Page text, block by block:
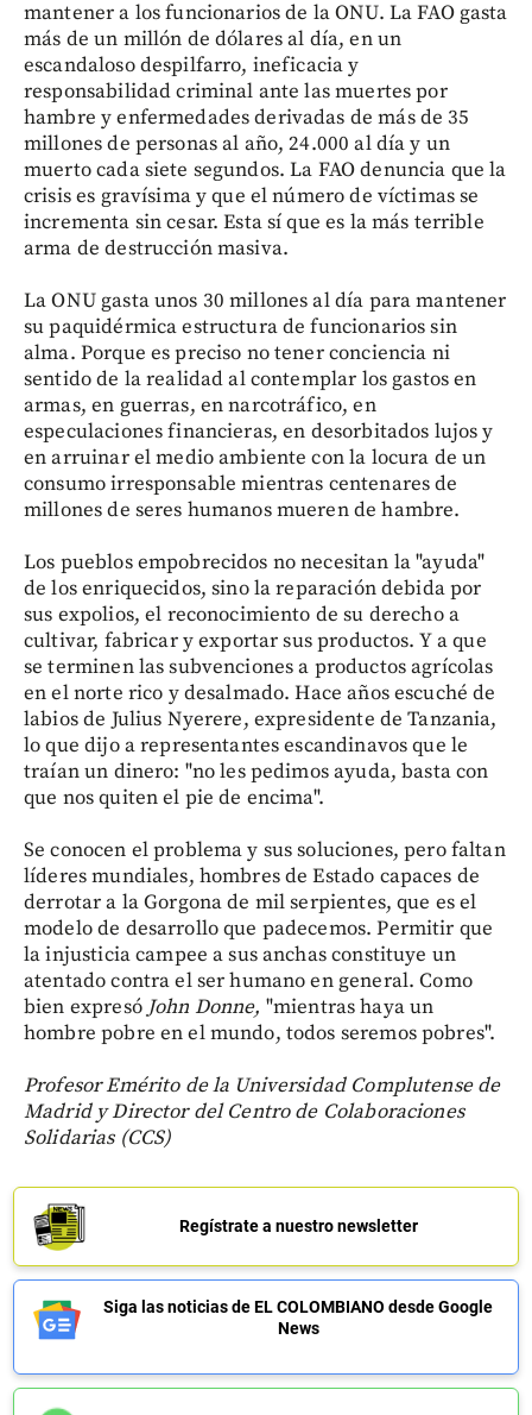
mantener a los funcionarios de la ONU. La FAO gasta
más de un millón de dólares al día, en un
escandaloso despilfarro, ineficacia y
responsabilidad criminal ante las muertes por
hambre y enfermedades derivadas de más de 35
millones de personas al año, 24.000 al día y un
muerto cada siete segundos. La FAO denuncia que la
crisis es gravísima y que el número de víctimas se
incrementa sin cesar. Esta sí que es la más terrible
arma de destrucción masiva.
La ONU gasta unos 30 millones al día para mantener
su paquidérmica estructura de funcionarios sin
alma. Porque es preciso no tener conciencia ni
sentido de la realidad al contemplar los gastos en
armas, en guerras, en narcotráfico, en
especulaciones financieras, en desorbitados lujos y
en arruinar el medio ambiente con la locura de un
consumo irresponsable mientras centenares de
millones de seres humanos mueren de hambre.
Los pueblos empobrecidos no necesitan la "ayuda"
de los enriquecidos, sino la reparación debida por
sus expolios, el reconocimiento de su derecho a
cultivar, fabricar y exportar sus productos. Y a que
se terminen las subvenciones a productos agrícolas
en el norte rico y desalmado. Hace años escuché de
labios de Julius Nyerere, expresidente de Tanzania,
lo que dijo a representantes escandinavos que le
traían un dinero: "no les pedimos ayuda, basta con
que nos quiten el pie de encima".
Se conocen el problema y sus soluciones, pero faltan
líderes mundiales, hombres de Estado capaces de
derrotar a la Gorgona de mil serpientes, que es el
modelo de desarrollo que padecemos. Permitir que
la injusticia campee a sus anchas constituye un
atentado contra el ser humano en general. Como
bien expresóJohn Donne, "mientras haya un
hombre pobre en el mundo, todos seremos pobres".
Profesor Emérito de la Universidad Complutense de
Madrid y Director del Centro de Colaboraciones
Solidarias (CCS)
Regístrate a nuestro newsletter
Siga las noticias de EL COLOMBIANO desde Google
News